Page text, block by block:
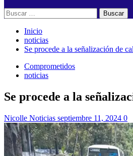
Buscar:
Inicio
noticias
Se procede a la señalización de
Comprometidos
noticias
Se procede a la
Nicolle Noticias septiembre 11, 2024 0